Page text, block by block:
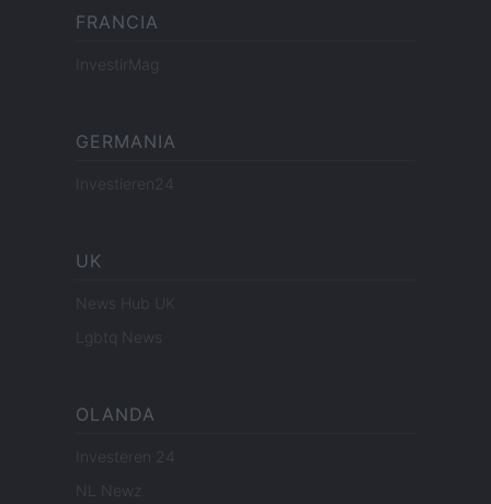
FRANCIA
InvestirMag
GERMANIA
Investieren24
UK
News Hub UK
Lgbtq News
OLANDA
Investeren 24
NL Newz